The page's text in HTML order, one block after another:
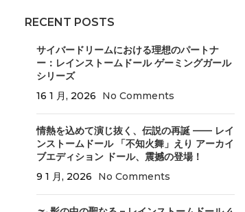
RECENT POSTS
サイバードリームにおける理想のパートナ
ー：レインストームドール ゲーミングガール
シリーズ
16 1 月, 2026
No Comments
情熱を込めて演じ抜く、伝説の再誕 —— レイ
ンストームドール 「不知火舞」えり アーカイ
ブエディション ドール、震撼の登場！
9 1 月, 2026
No Comments